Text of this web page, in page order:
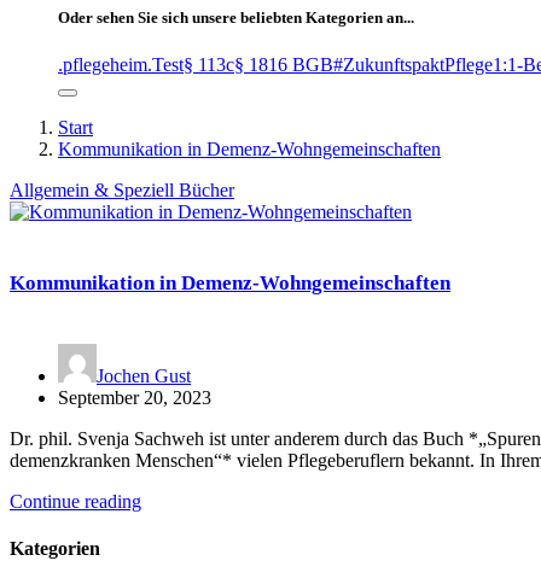
Oder sehen Sie sich unsere beliebten Kategorien an...
.pflegeheim.Test§ 113c§ 1816 BGB#ZukunftspaktPflege1:1-
Start
Kommunikation in Demenz-Wohngemeinschaften
Allgemein & Speziell Bücher
Kommunikation in Demenz-Wohngemeinschaften
Jochen Gust
September 20, 2023
Dr. phil. Svenja Sachweh ist unter anderem durch das Buch
demenzkranken Menschen“* vielen Pflegeberuflern bekannt. In
Continue reading
Kategorien